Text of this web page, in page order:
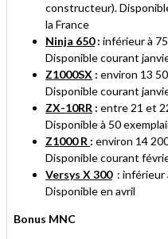
constructeur).
la France
Ninja 650: inférieur à
Disponible courant
Z1000SX : environ 13
Disponible courant
ZX-10RR : entre 21 et
Disponible à 50
Z1000 R : environ 14
Disponible courant
Versys X 300: inférieur
Disponible en avril
Bonus MNC